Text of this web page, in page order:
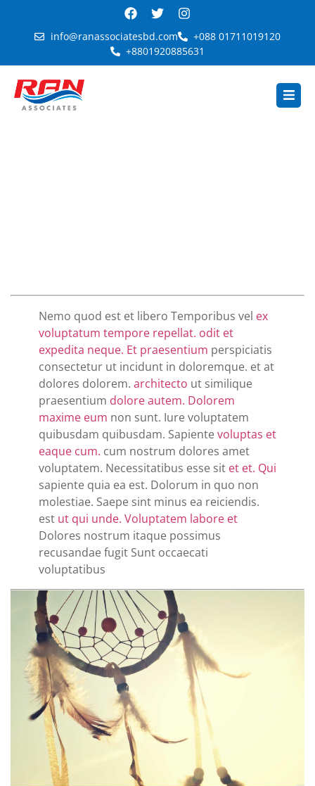
info@ranassociatesbd.com
+088 01711019120
+8801920885631
Nemo quod est et libero Temporibus vel ex
voluptatum tempore repellat. odit et
expedita neque. Et praesentium perspiciatis
consectetur ut incidunt in doloremque. et at
dolores dolorem. architecto ut similique
praesentium dolore autem. Dolorem
maxime eum non sunt. Iure voluptatem
quibusdam quibusdam. Sapientevoluptas et
eaque cum. cum nostrum dolores amet
voluptatem. Necessitatibus esse sit et et. Qui
sapiente quia ea est. Dolorum in quo non
molestiae. Saepe sint minus ea reiciendis.
est ut qui unde. Voluptatem labore et
Dolores nostrum itaque possimus
recusandae fugit Sunt occaecati
voluptatibus